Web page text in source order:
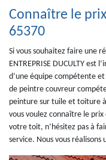
Connaître le
65370
Si vous souhaitez faire une
ENTREPRISE DUCULTY
d’une équipe compétente
de peintre couvreur
peinture sur tuile et toiture
vous voulez connaître le
votre toit, n’hésitez pas à
service. Nous vous